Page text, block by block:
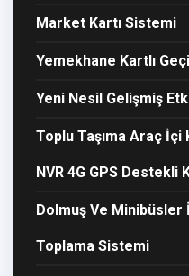
Market Kartı Sistemi
Yemekhane Kartlı
Yeni Nesil Gelişmiş
Toplu Taşıma Araç
NVR 4G GPS Destekli
Dolmuş Ve Minibüsler
Toplama Sistemi